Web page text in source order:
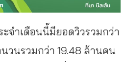
จำเดือนนี้มียอดวิวรวมกว่า
วนรวมกว่า 19.48 ล้านคน